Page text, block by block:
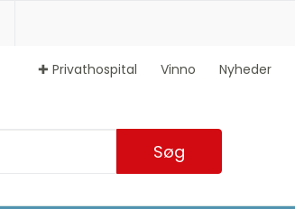
✚ Privathospital Vinno Nyheder
Søg